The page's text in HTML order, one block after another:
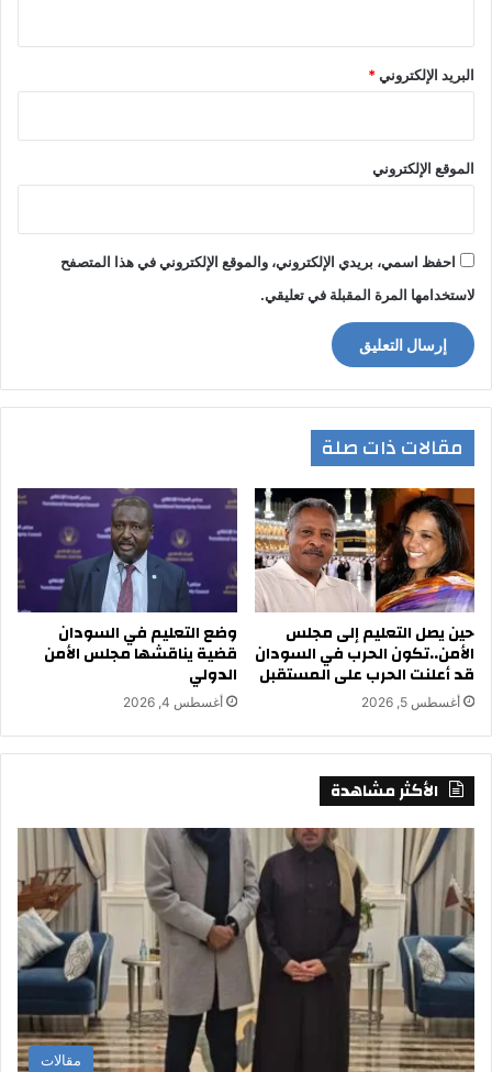
البريد الإلكتروني*
الموقع الإلكتروني
احفظ اسمي، بريدي الإلكتروني، والموقع الإلكتروني في هذا المتصفح
لاستخدامها المرة المقبلة في تعليقي.
مقالات ذات صلة
حين يصل التعليم إلى مجلس
الأمن..تكون الحرب في السودان
قد أعلنت الحرب على المستقبل
أغسطس 5, 2026
وضع التعليم في السودان
قضية يناقشها مجلس الأمن
الدولي
أغسطس 4, 2026
الأكثر مشاهدة
مقالات